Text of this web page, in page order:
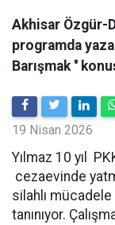
Akhisar Özgür-
programda
Barışmak ''
19 Nisan 2026
Yılmaz 10 yıl
cezaevinde
silahlı
tanınıyor.